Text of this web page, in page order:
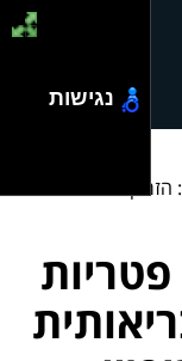
הבריאותית
נגישות